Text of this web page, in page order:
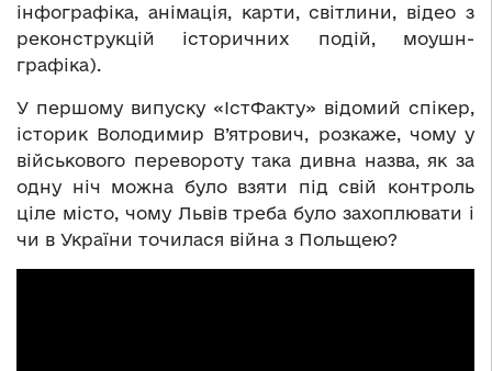
інфографіка, анімація, карти, світлини, відео з
реконструкцій історичних подій, моушн-
графіка).
У першому випуску «ІстФакту» відомий спікер,
історик Володимир В’ятрович, розкаже, чому у
військового перевороту така дивна назва, як за
одну ніч можна було взяти під свій контроль
ціле місто, чому Львів треба було захоплювати і
чи в України точилася війна з Польщею?